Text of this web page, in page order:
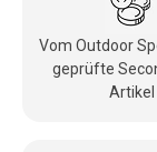
Vom Outdoor
geprüfte
Artikel